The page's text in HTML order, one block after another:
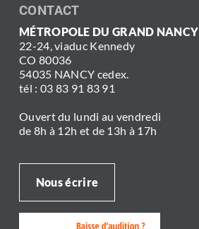
CONTACT
MÉTROPOLE DU GRAND NANCY
22-24, viaduc Kennedy
CO 80036
54035 NANCY cedex.
tél : 03 83 91 83 91
Ouvert du lundi au vendredi
de 8h à 12h et de 13h à 17h
Nous écrire